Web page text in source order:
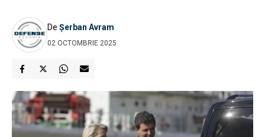
De Șerban Avram
02 OCTOMBRIE 2025